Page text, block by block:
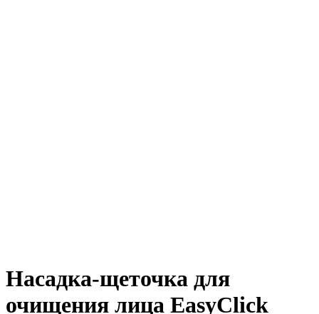
Насадка-щеточка для
очищения лица EasyClick